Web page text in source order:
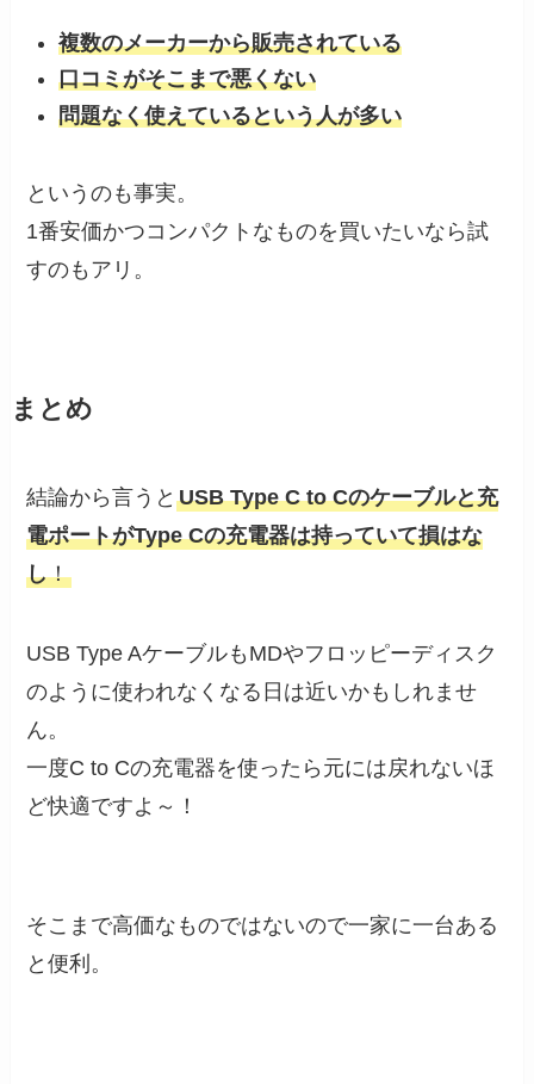
複数のメーカーから販売されている
口コミがそこまで悪くない
問題なく使えているという人が多い
というのも事実。
1番安価かつコンパクトなものを買いたいなら試
すのもアリ。
まとめ
結論から言うとUSB Type C to Cのケーブルと充
電ポートがType Cの充電器は持っていて損はな
し！
USB Type AケーブルもMDやフロッピーディスク
のように使われなくなる日は近いかもしれませ
ん。
一度C to Cの充電器を使ったら元には戻れないほ
ど快適ですよ～！
そこまで高価なものではないので一家に一台ある
と便利。